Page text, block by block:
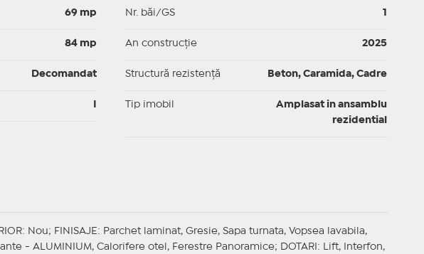
69 mp
84 mp
Decomandat
Nr. băi/GS
An construcție 2025
Structură rezistență Beton, Caramida, Cadre
Tip imobil
Amplasat in ansamblu
rezidential
: Nou; FINISAJE : Parchet laminat, Gresie, Sapa turnata, Vopsea lavabila,
- ALUMINIUM, Calorifere otel, Ferestre Panoramice;
DOTARI : Lift, Interfon,